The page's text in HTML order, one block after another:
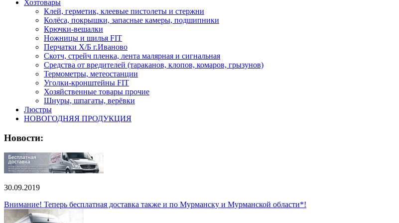
Хозтовары
Клей, герметик, клеевые пистолеты и стержни
Колёса, покрышки, запасные камеры, подшипники
Крючки-вешалки
Ножницы и шилья FIT
Перчатки Х/Б г.Иваново
Скотч, стрейч пленка, лента малярная и сигнальная
Средства от вредителей (тараканов, клопов, комаров, грызунов)
Термометры, метеостанции
Уголки-кронштейны FIT
Хозяйственные товары прочие
Шнуры, шпагаты, верёвки
Люстры
НОВОГОДНЯЯ ПРОДУКЦИЯ
Новости:
30.09.2019
Внимание! Теперь бесплатная доставка также и по Мурманску и Мурманской области*!